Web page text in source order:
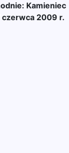
Kamieniec
czerwca 2009 r.